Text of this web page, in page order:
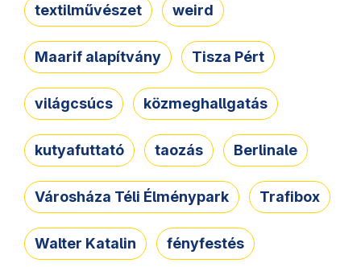
textilművészet weird
Maarif alapítvány Tisza Pért
világcsúcs közmeghallgatás
kutyafuttató taozás Berlinale
Városháza Téli Élménypark Trafibox
Walter Katalin fényfestés